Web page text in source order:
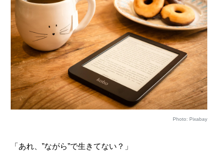
Photo: Pixabay
「あれ、”ながら”で生きてない？」